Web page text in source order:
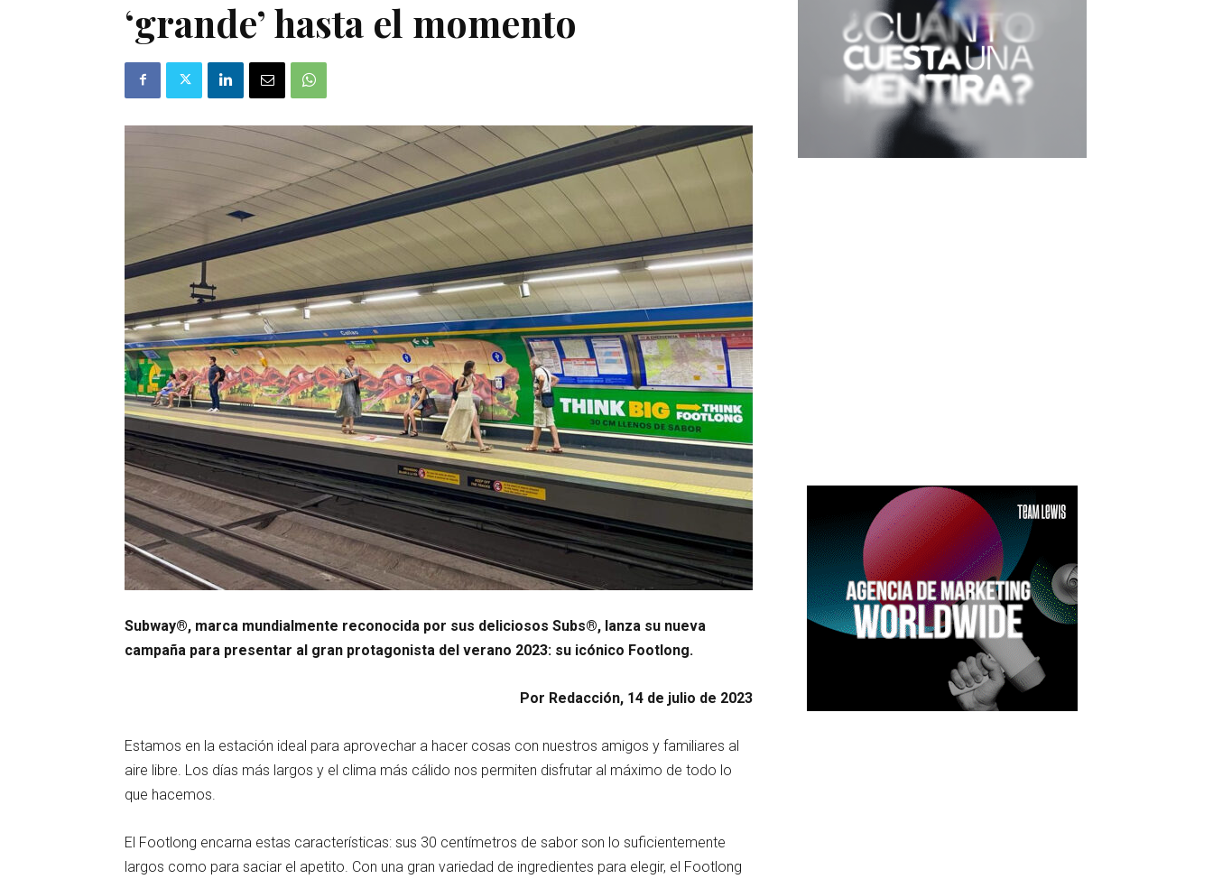
‘grande’ hasta el momento
Subway®, marca mundialmente reconocida por sus deliciosos Subs®, lanza su nueva
campaña para presentar al gran protagonista del verano 2023: su icónico Footlong.
Por Redacción, 14 de julio de 2023
Estamos en la estación ideal para aprovechar a hacer cosas con nuestros amigos y familiares al
aire libre. Los días más largos y el clima más cálido nos permiten disfrutar al máximo de todo lo
que hacemos.
El Footlong encarna estas características: sus 30 centímetros de sabor son lo suficientemente
largos como para saciar el apetito. Con una gran variedad de ingredientes para elegir, el Footlong